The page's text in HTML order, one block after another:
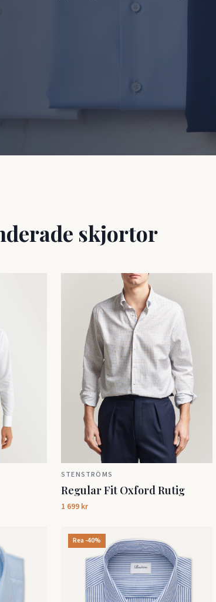
skjortor
STENSTRÖMS
Regular Fit Oxford Rutig
1 699 kr
Rea -40%